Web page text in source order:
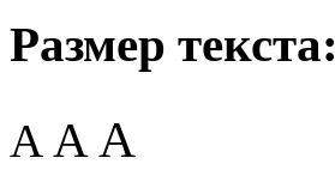
Размер текста:
A AA